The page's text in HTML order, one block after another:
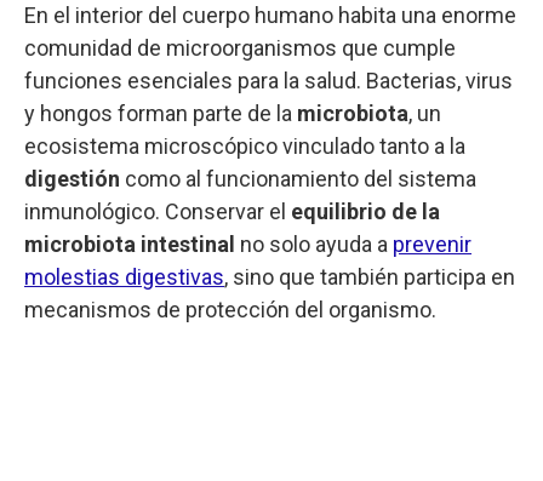
En el interior del cuerpo humano habita una enorme
comunidad de microorganismos que cumple
funciones esenciales para la salud. Bacterias, virus
y hongos forman parte de la microbiota, un
ecosistema microscópico vinculado tanto a la
digestión como al funcionamiento del sistema
inmunológico. Conservar el equilibrio de la
microbiota intestinal no solo ayuda a prevenir
molestias digestivas, sino que también participa en
mecanismos de protección del organismo.